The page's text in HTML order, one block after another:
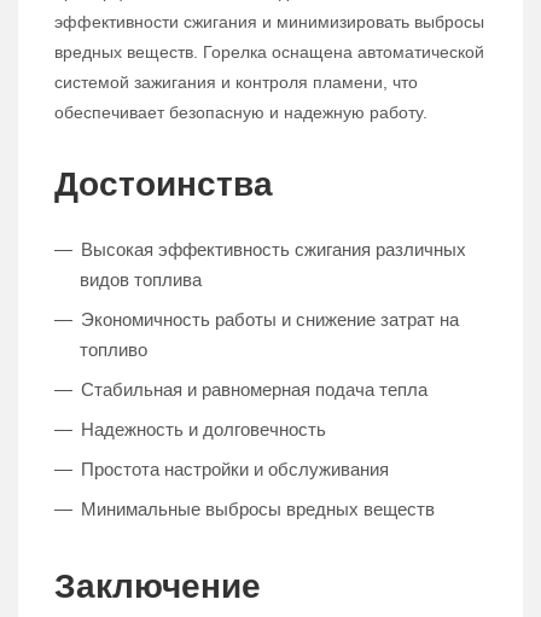
эффективности сжигания и минимизировать выбросы
вредных веществ. Горелка оснащена автоматической
системой зажигания и контроля пламени, что
обеспечивает безопасную и надежную работу.
Достоинства
Высокая эффективность сжигания различных
видов топлива
Экономичность работы и снижение затрат на
топливо
Стабильная и равномерная подача тепла
Надежность и долговечность
Простота настройки и обслуживания
Минимальные выбросы вредных веществ
Заключение